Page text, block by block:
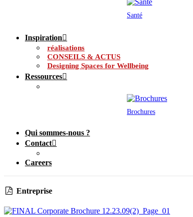
Santé
Inspiration
réalisations
CONSEILS & ACTUS
Designing Spaces for Wellbeing
Ressources
Brochures
Qui sommes-nous ?
Contact
Careers
Entreprise